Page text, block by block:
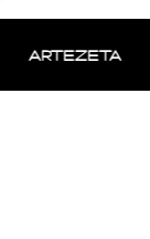
ARTEZETA